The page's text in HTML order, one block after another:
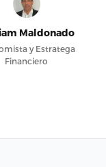
Maldonado
y Estratega
Financiero